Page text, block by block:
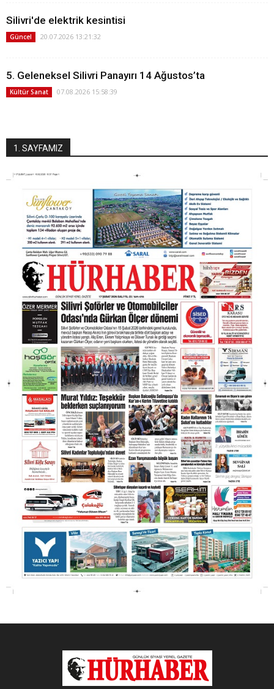
Silivri'de elektrik kesintisi
Güncel 20.07.2026 13:21:32
5. Geleneksel Silivri Panayırı 14 Ağustos’ta
Kültür Sanat 07.08.2026 15:58:39
1. SAYFAMIZ